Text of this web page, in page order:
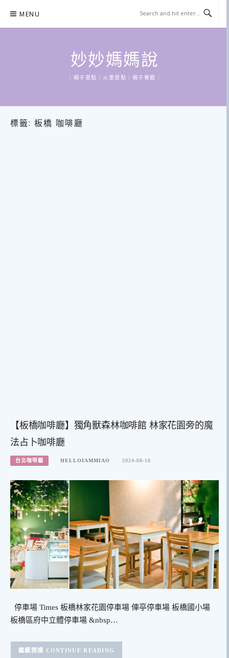
content
MENU
妙妙媽媽說
｜親子景點｜火車景點｜親子餐廳｜
標籤: 板橋 咖啡廳
【板橋咖啡廳】獨角獸森林咖啡館 林家花園旁的魔
法占卜咖啡廳
台北咖啡廳 HELLOIAMMIAO 2024-08-10
停車場 Times 板橋林家花園停車場 俥亭停車場 板橋國小場
板橋區府中立體停車場 &nbsp…
CONTINUE READING